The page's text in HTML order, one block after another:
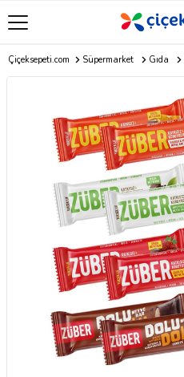
Çiçeksepeti.com Süpermarket Gıda